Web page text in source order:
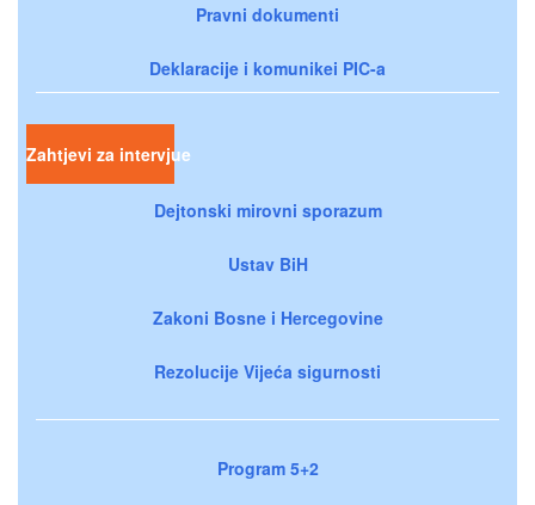
Pravni dokumenti
Deklaracije i komunikei PIC-a
Zahtjevi za intervjue
Dejtonski mirovni sporazum
Ustav BiH
Zakoni Bosne i Hercegovine
Rezolucije Vijeća sigurnosti
Program 5+2